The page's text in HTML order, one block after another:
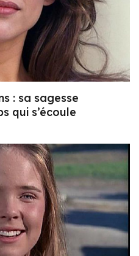
: sa sagesse
qui s’écoule